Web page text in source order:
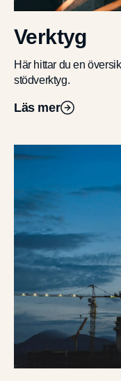
Verktyg
Här hittar du en
stödverktyg.
Läs mer